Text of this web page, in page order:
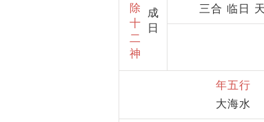
除
十
二
神
成
日
三合 临日
年五行
大海水